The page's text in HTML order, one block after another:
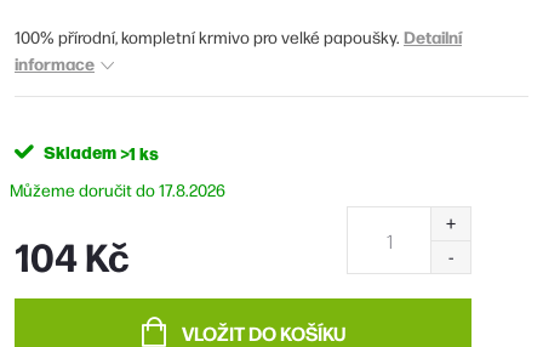
100% přírodní, kompletní krmivo pro velké papoušky. Detailní
informace
Skladem>1 ks
17.8.2026
104 Kč
VLOŽIT DO KOŠÍKU